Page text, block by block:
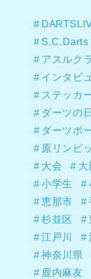
アスルク
インタビ
ステッカ
ダーツの日
ダーツボ
原リンピ
大会
大
小学生
恵那市
杉並区
江戸川
神奈川県
鹿内麻友